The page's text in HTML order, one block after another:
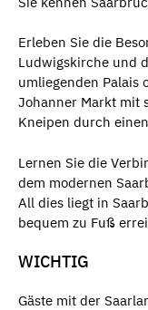
Erleben Sie die
Ludwigskirche und
umliegenden Palais
Johanner Markt mit
Kneipen durch
Lernen Sie die
dem modernen
All dies liegt in
bequem zu Fuß
WICHTIG
Gäste mit der